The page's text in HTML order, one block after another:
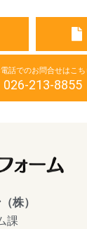
話でのお問合せはこち
026-213-8855
株）
課